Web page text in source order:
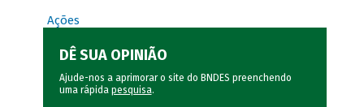
Ações
DÊ SUA OPINIÃO
Ajude-nos a aprimorar o site do BNDES preenchendo
uma rápida pesquisa.